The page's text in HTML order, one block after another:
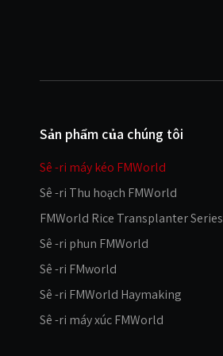
Sản phẩm của chúng tôi
Sê -ri máy kéo FMWorld
Sê -ri Thu hoạch FMWorld
FMWorld Rice Transplanter Series
Sê -ri phun FMWorld
Sê -ri FMworld
Sê -ri FMWorld Haymaking
Sê -ri máy xúc FMWorld